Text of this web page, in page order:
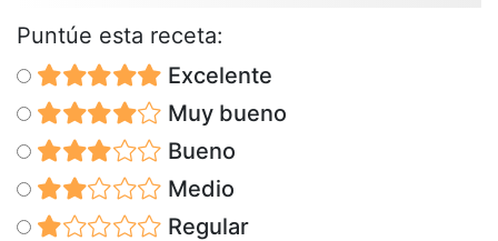
Puntúe esta receta:
Excelente
Muy bueno
Bueno
Medio
Regular